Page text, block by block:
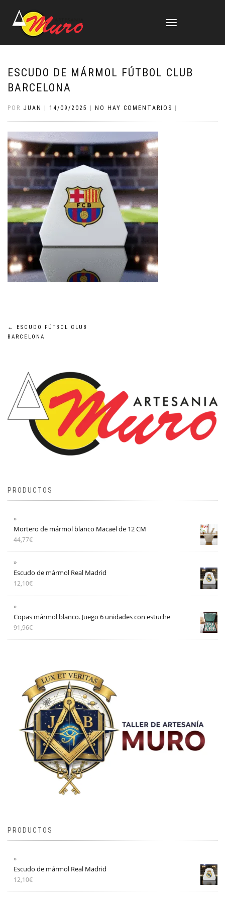
CAMBIAR
ESCUDO DE MÁRMOL FÚTBOL CLUB
BARCELONA
POR JUAN 14/09/2025 NO HAY COMENTARIOS
Navegación
entradas
←
ESCUDO FÚTBOL CLUB
BARCELONA
PRODUCTOS
Mortero de mármol blanco Macael de 12 CM
44,77€
Escudo de mármol Real Madrid
12,10€
Copas mármol blanco. Juego 6 unidades con estuche
91,96€
PRODUCTOS
Escudo de mármol Real Madrid
12,10€